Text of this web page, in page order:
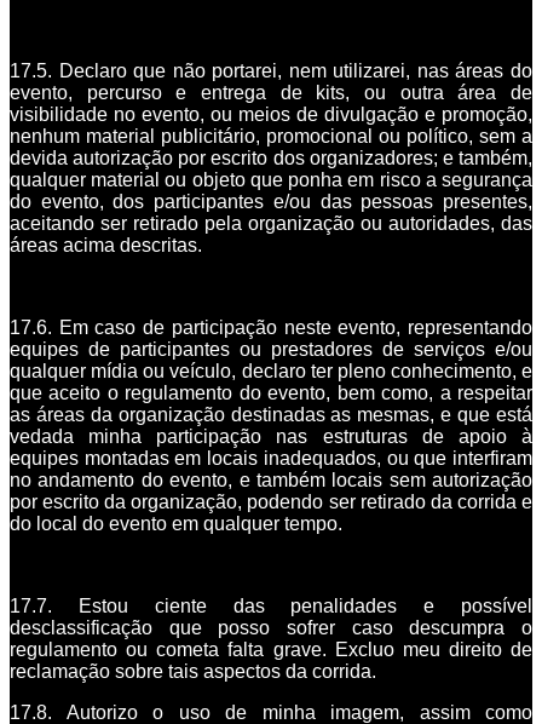
17.5. Declaro que não portarei, nem utilizarei, nas áreas do
evento, percurso e entrega de kits, ou outra área de
visibilidade no evento, ou meios de divulgação e promoção,
nenhum material publicitário, promocional ou político, sem a
devida autorização por escrito dos organizadores; e também,
qualquer material ou objeto que ponha em risco a segurança
do evento, dos participantes e/ou das pessoas presentes,
aceitando ser retirado pela organização ou autoridades, das
áreas acima descritas.
17.6. Em caso de participação neste evento, representando
equipes de participantes ou prestadores de serviços e/ou
qualquer mídia ou veículo, declaro ter pleno conhecimento, e
que aceito o regulamento do evento, bem como, a respeitar
as áreas da organização destinadas as mesmas, e que está
vedada minha participação nas estruturas de apoio à
equipes montadas em locais inadequados, ou que interfiram
no andamento do evento, e também locais sem autorização
por escrito da organização, podendo ser retirado da corrida e
do local do evento em qualquer tempo.
17.7. Estou ciente das penalidades e possível
desclassificação que posso sofrer caso descumpra o
regulamento ou cometa falta grave. Excluo meu direito de
reclamação sobre tais aspectos da corrida.
17.8. Autorizo o uso de minha imagem, assim como